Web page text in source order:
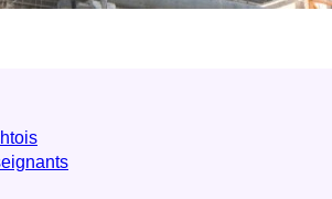
l'article "La cour d’appel de Bruxelles